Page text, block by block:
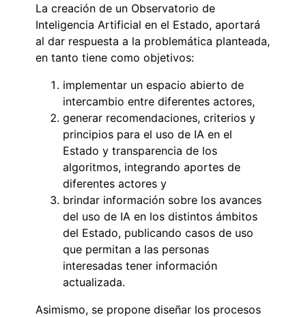
La creación de un Observatorio de
Inteligencia Artificial en el Estado, aportará
al dar respuesta a la problemática planteada,
en tanto tiene como objetivos:
implementar un espacio abierto de
intercambio entre diferentes actores,
generar recomendaciones, criterios y
principios para el uso de IA en el
Estado y transparencia de los
algoritmos, integrando aportes de
diferentes actores y
brindar información sobre los avances
del uso de IA en los distintos ámbitos
del Estado, publicando casos de uso
que permitan a las personas
interesadas tener información
actualizada.
Asimismo, se propone diseñar los procesos